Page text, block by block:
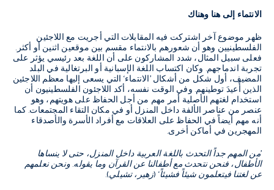
الانتماء إلى هنا وهناك
ظهر موضوع آخر اشتركت فيه المقابلات التي أجريت مع اللاجئين
الفلسطينيين وهو أن شعورهم بالانتماء مقسم بين موقعين اثنين أو أكثر.
فعلى سبيل المثال، شدد المشاركون على أن اللغة بعد رئيسي يؤثر على
تجربة اندماجهم. وكان اكتساب اللغة الإسبانية أو البرتغالية في البلد
المضيف، أول شكل من أشكال ’الانتماء‘ التي يسعى إليها معظم اللاجئين
الذين أٌعيدَ توطينهم. وفي الوقت نفسه، أكد اللاجئون الفلسطينيون أن
استخدام لغتهم الأصلية أمر مهم من أجل الحفاظ على هويتهم، وهو
عنصر من عناصر الألفة داخل المنزل أو في مكان التقاء المجتمعات. كما
أنه مهم أيضاً في الحفاظ على العلاقات مع أفراد الأسرة والأصدقاء
المهجرين في أماكن أخرى.
’من المهم جداً التحدث باللغة العربية داخل المنزل، حتى لا ينساها
الأطفال، فنحن نتحدث مع أطفالنا عن القرآن وما يقوله. ونحن نعلمهم
عن لغتنا فيتعلمون شيئاً فشيئاً‘ (زهير، تشيلي).